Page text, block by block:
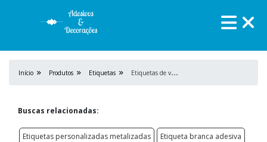
Início Produtos Etiquetas E
tiquetas de vinil
Buscas relacionadas:
Etiquetas personalizadas metalizadas
Etiqueta branca adesiva